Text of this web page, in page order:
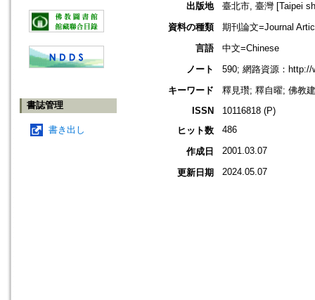
書誌管理
書き出し
出版地
臺北市, 臺灣 [Taipei
資料の種類
期刊論文=Journal
言語
中文=Chinese
ノート
590; 網路資源：
キーワード
釋見瓚; 釋自曜; 佛教
ISSN
10116818 (P)
ヒット数
486
作成日 2001.03.07
更新日期 2024.05.07